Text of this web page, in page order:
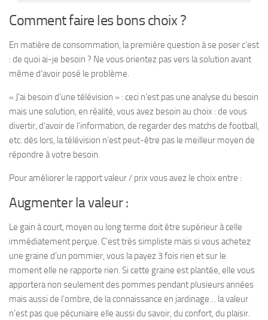
Comment faire les bons choix ?
En matière de consommation, la première question à se poser c’est
: de quoi ai-je besoin ? Ne vous orientez pas vers la solution avant
même d’avoir posé le problème.
« J’ai besoin d’une télévision » : ceci n’est pas une analyse du besoin
mais une solution, en réalité, vous avez besoin au choix : de vous
divertir, d’avoir de l’information, de regarder des matchs de football,
etc. dès lors, la télévision n’est peut-être pas le meilleur moyen de
répondre à votre besoin.
Pour améliorer le rapport valeur / prix vous avez le choix entre :
Augmenter la valeur :
Le gain à court, moyen ou long terme doit être supérieur à celle
immédiatement perçue. C’est très simpliste mais si vous achetez
une graine d’un pommier, vous la payez 3 fois rien et sur le
moment elle ne rapporte rien. Si cette graine est plantée, elle vous
apportera non seulement des pommes pendant plusieurs années
mais aussi de l’ombre, de la connaissance en jardinage… la valeur
n’est pas que pécuniaire elle aussi du savoir, du confort, du plaisir.